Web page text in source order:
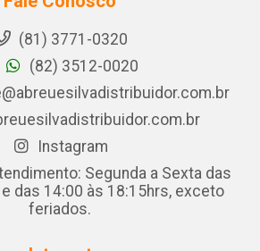
(81) 3771-0320
(82) 3512-0020
Instagram
Segunda a Sexta das
das 14:00 às 18:15hrs, exceto
feriados.